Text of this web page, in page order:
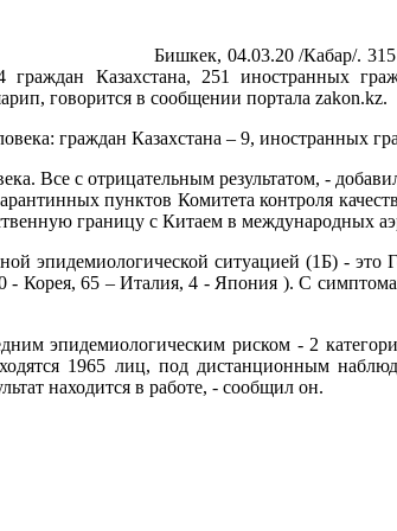
Бишкек, 04.03.20 /Кабар/.
Казахстана, 251 иностранных
говорится в сообщении портала zakon.kz.
граждан Казахстана – 9, иностранных
Все с отрицательным результатом, -
пунктов Комитета контроля
границу с Китаем в международных
эпидемиологической ситуацией (1Б) -
- Корея, 65 – Италия, 4 - Япония ). С
эпидемиологическим риском - 2
1965 лиц, под дистанционным
находится в работе, - сообщил он.